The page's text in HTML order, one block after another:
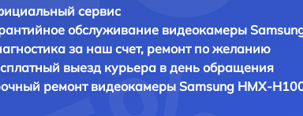
сервис
обслуживание видеокамеры
за наш счет, ремонт по желанию
выезд курьера в день обращения
ремонт видеокамеры Samsung HMX-